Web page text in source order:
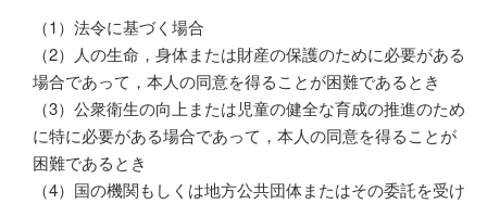
（1）法令に基づく場合
（2）人の生命，身体または財産の保護のために必要がある
場合であって，本人の同意を得ることが困難であるとき
（3）公衆衛生の向上または児童の健全な育成の推進のため
に特に必要がある場合であって，本人の同意を得ることが
困難であるとき
（4）国の機関もしくは地方公共団体またはその委託を受け